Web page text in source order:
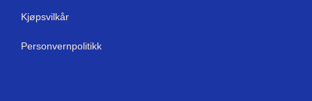
Kjøpsvilkår
Personvernpolitikk